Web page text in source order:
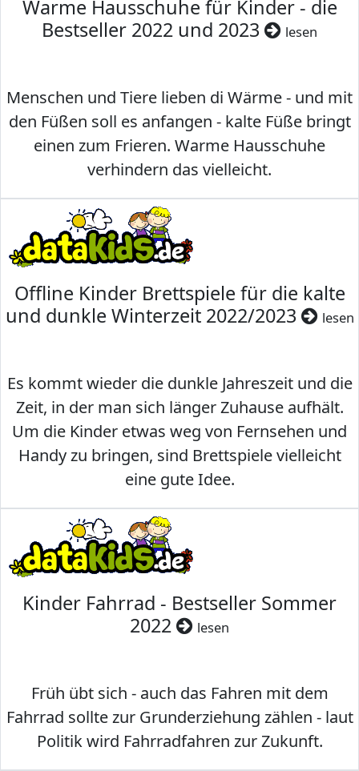
Warme Hausschuhe für Kinder - die
Bestseller 2022 und 2023
lesen
Menschen und Tiere lieben di Wärme - und mit
den Füßen soll es anfangen - kalte Füße bringt
einen zum Frieren. Warme Hausschuhe
verhindern das vielleicht.
Offline Kinder Brettspiele für die kalte
und dunkle Winterzeit 2022/2023
lesen
Es kommt wieder die dunkle Jahreszeit und die
Zeit, in der man sich länger Zuhause aufhält.
Um die Kinder etwas weg von Fernsehen und
Handy zu bringen, sind Brettspiele vielleicht
eine gute Idee.
Kinder Fahrrad - Bestseller Sommer
2022
lesen
Früh übt sich - auch das Fahren mit dem
Fahrrad sollte zur Grunderziehung zählen - laut
Politik wird Fahrradfahren zur Zukunft.